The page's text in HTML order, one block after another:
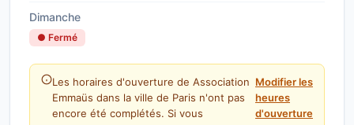
Dimanche
● Fermé
Les horaires d'ouverture de Association
Emmaüs dans la ville de Paris n'ont pas
encore été complétés. Si vous
Modifier les
heures
d'ouverture